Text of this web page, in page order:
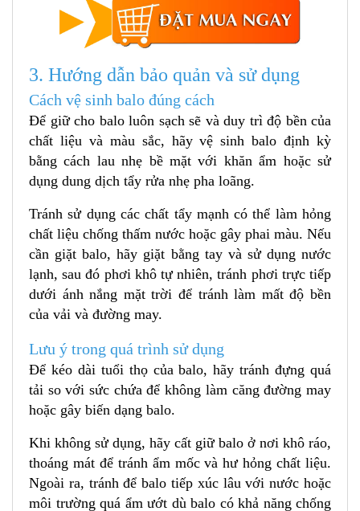
3. Hướng dẫn bảo quản và sử dụng
Cách vệ sinh balo đúng cách
Để giữ cho balo luôn sạch sẽ và duy trì độ bền của
chất liệu và màu sắc, hãy vệ sinh balo định kỳ
bằng cách lau nhẹ bề mặt với khăn ẩm hoặc sử
dụng dung dịch tẩy rửa nhẹ pha loãng.
Tránh sử dụng các chất tẩy mạnh có thể làm hỏng
chất liệu chống thấm nước hoặc gây phai màu. Nếu
cần giặt balo, hãy giặt bằng tay và sử dụng nước
lạnh, sau đó phơi khô tự nhiên, tránh phơi trực tiếp
dưới ánh nắng mặt trời để tránh làm mất độ bền
của vải và đường may.
Lưu ý trong quá trình sử dụng
Để kéo dài tuổi thọ của balo, hãy tránh đựng quá
tải so với sức chứa để không làm căng đường may
hoặc gây biến dạng balo.
Khi không sử dụng, hãy cất giữ balo ở nơi khô ráo,
thoáng mát để tránh ẩm mốc và hư hỏng chất liệu.
Ngoài ra, tránh để balo tiếp xúc lâu với nước hoặc
môi trường quá ẩm ướt dù balo có khả năng chống